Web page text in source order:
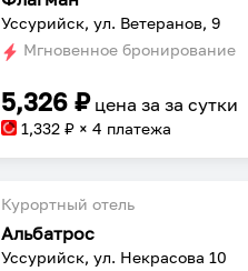
Уссурийск, ул. Ветеранов, 9
Мгновенное бронирование
5,326 ₽ цена заза сутки
1,332 ₽ × 4 платежа
Курортный отель
Альбатрос
Уссурийск, ул. Некрасова 10